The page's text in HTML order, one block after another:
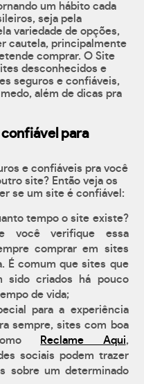
um hábito cada
seja pela
variedade de opções,
cautela, principalmente
comprar. O Site
desconhecidos e
seguros e confiáveis,
além de dicas pra
confiável para
e confiáveis pra você
site? Então veja os
se um site é confiável:
tempo o site existe?
você verifique essa
comprar em sites
É comum que sites que
sido criados há pouco
de vida;
para a experiência
sempre, sites com boa
Reclame Aqui,
sociais podem trazer
sobre um determinado